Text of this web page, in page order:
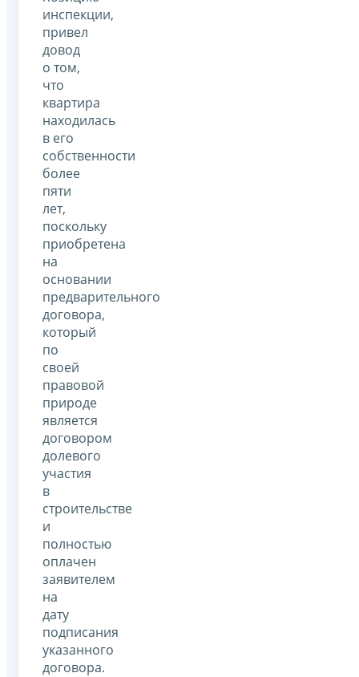
инспекции,
привел
довод
о том,
что
квартира
находилась
в его
собственности
более
пяти
лет,
поскольку
приобретена
на
основании
предварительного
договора,
который
по
своей
правовой
природе
является
договором
долевого
участия
в
строительстве
и
полностью
оплачен
заявителем
на
дату
подписания
указанного
договора.